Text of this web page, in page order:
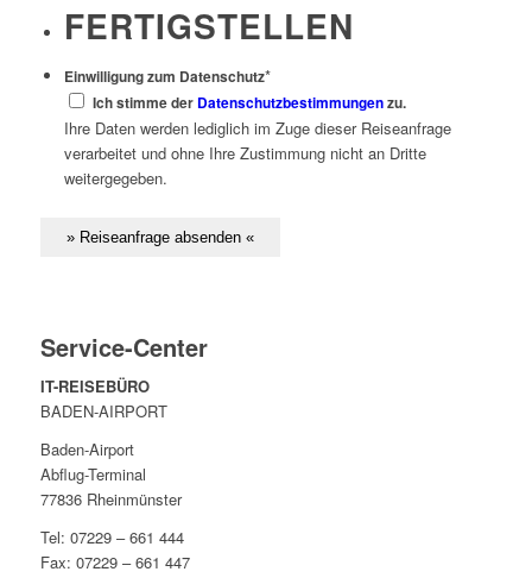
FERTIGSTELLEN
Einwilligung zum Datenschutz*
Ich stimme der Datenschutzbestimmungenzu.
Ihre Daten werden lediglich im Zuge dieser Reiseanfrage
verarbeitet und ohne Ihre Zustimmung nicht an Dritte
weitergegeben.
Service-Center
IT-REISEBÜRO
BADEN-AIRPORT
Baden-Airport
Abflug-Terminal
77836 Rheinmünster
Tel: 07229 – 661 444
Fax: 07229 – 661 447